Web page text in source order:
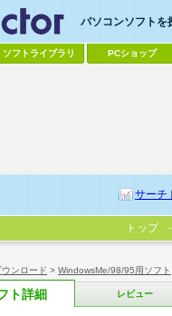
ウンロード > WindowsMe/98/95用ソフト
ト詳細 レビュー
パソコンソフトを
ソフトライブラリ PCショップ
サーチ
トップ